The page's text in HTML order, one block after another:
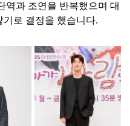
역과 조연을 반복했으며 대
로 결정을 했습니다.